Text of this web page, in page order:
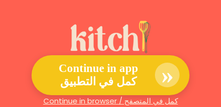
Continue in app
كمل في التطبيق
»
Continue in browser / كمل في المتصفح